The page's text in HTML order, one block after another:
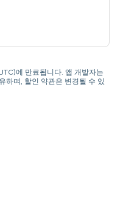
에 만료됩니다. 앱 개발자는
하며, 할인 약관은 변경될 수 있